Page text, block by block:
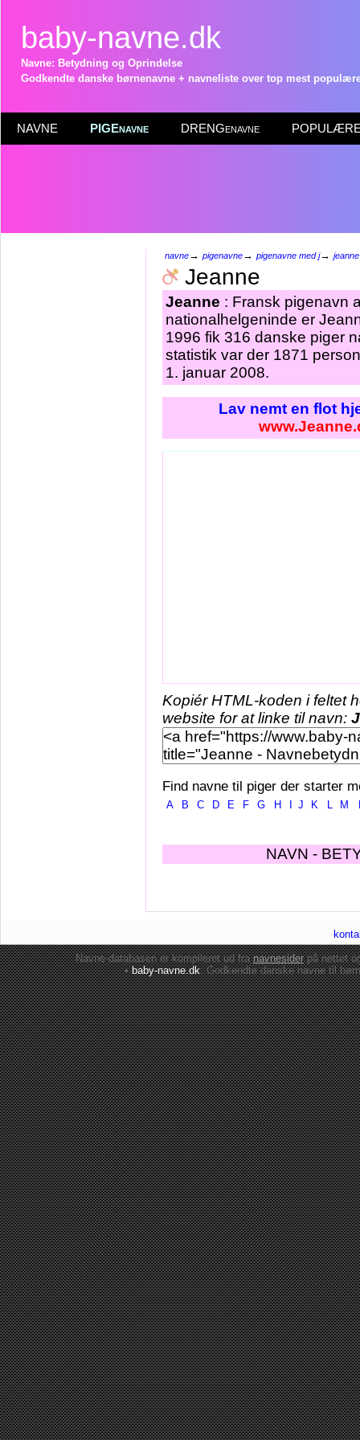
baby-navne.dk
Navne: Betydning og Oprindelse
Godkendte danske børnenavne + navneliste over top mest
NAVNE PIGEnavne DRENGenavne POPULÆRE
navne→ pigenavne→ pigenavne med j→ jeanne
Jeanne
Jeanne : Fransk pigenavn
nationalhelgeninde er
1996 fik 316 danske piger
statistik var der 1871
1. januar 2008.
Lav nemt en flot
Kopiér HTML-koden i feltet
website for at linke til navn:
Find navne til piger der starter
A B C D E F G H J K L M
NAVN -
Navne-databasen er kompileret ud franavnesiderpå nettet
•baby-navne.dk: Godkendte danskenavne til børn